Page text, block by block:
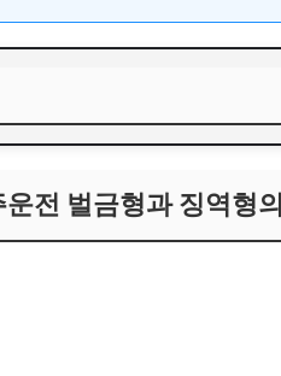
벌금형과 징역형의 기본 개념과
운전 벌금형과 징역형